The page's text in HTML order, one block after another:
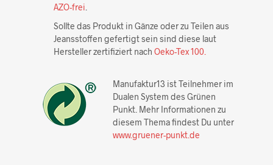
AZO-frei
Sollte das Produkt in Gänze oder zu Teilen aus
Jeansstoffen gefertigt sein sind diese laut
Hersteller zertifiziert nach Oeko-Tex 100.
Manufaktur13 ist Teilnehmer im
Dualen System des Grünen
Punkt. Mehr Informationen zu
diesem Thema findest Du unter
www.gruener-punkt.de